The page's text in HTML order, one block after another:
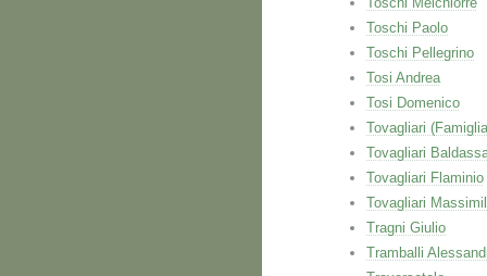
Toschi Paolo
Toschi Pellegrino
Tosi Andrea
Tosi Domenico
Tovagliari
Tovagliari
Tovagliari Flaminio
Tovagliari
Tragni Giulio
Tramballi